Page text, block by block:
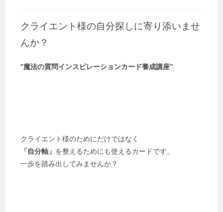
クライエント様の自分探しに寄り添いませ
んか？
”魔法の質問インスピレーションカード養成講座”
クライエント様のためにだけではなく
「自分軸」 を整えるためにも使えるカードです。
一歩を踏み出してみませんか？